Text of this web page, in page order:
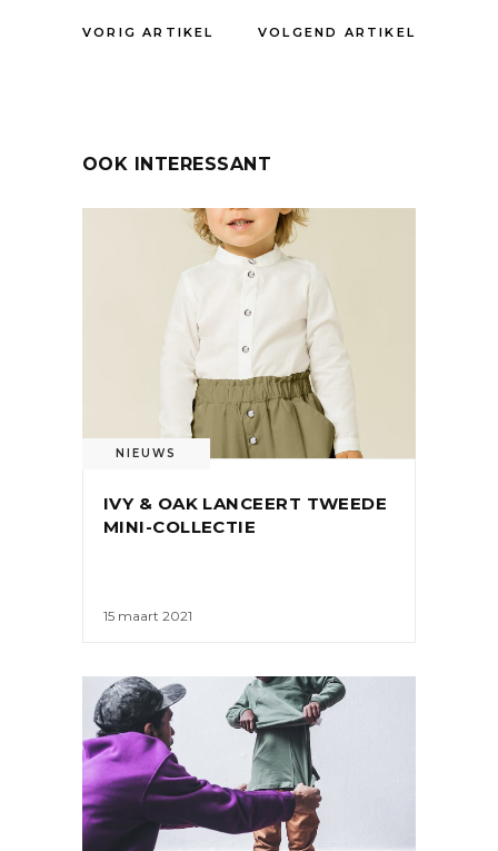
VORIG ARTIKEL VOLGEND ARTIKEL
OOK INTERESSANT
NIEUWS
IVY & OAK LANCEERT TWEEDE
MINI-COLLECTIE
15 maart 2021